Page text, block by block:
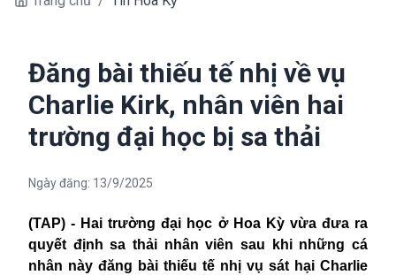
Đăng bài thiếu tế nhị về vụ
Charlie Kirk, nhân viên hai
trường đại học bị sa thải
Ngày đăng: 13/9/2025
(TAP) - Hai trường đại học ở Hoa Kỳ vừa đưa ra
quyết định sa thải nhân viên sau khi những cá
nhân này đăng bài thiếu tế nhị vụ sát hại Charlie